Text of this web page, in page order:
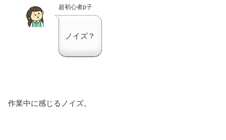
超初心者p子
ノイズ？
作業中に感じるノイズ。